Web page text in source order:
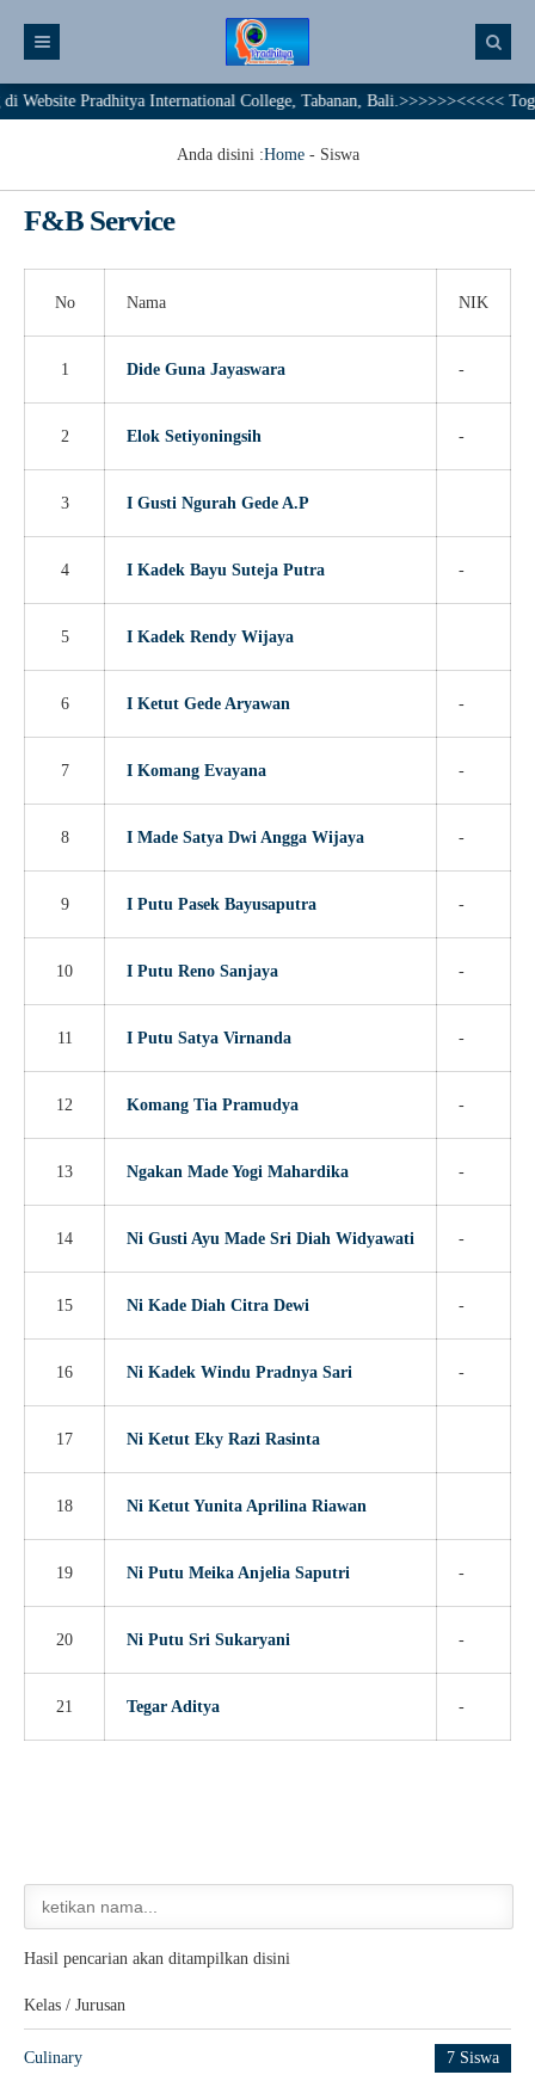
Pradhitya International College, Tabanan, Bali.>>>>>><<<<<
Anda disini :Home- Siswa
F&B Service
No Nama NIK
1 Dide Guna Jayaswara -
2 Elok Setiyoningsih -
3 I Gusti Ngurah Gede A.P
4 I Kadek Bayu Suteja Putra -
5 I Kadek Rendy Wijaya
6 I Ketut Gede Aryawan -
7 I Komang Evayana -
8 I Made Satya Dwi Angga Wijaya -
9 I Putu Pasek Bayusaputra -
10 I Putu Reno Sanjaya -
11 I Putu Satya Virnanda -
12 Komang Tia Pramudya -
13 Ngakan Made Yogi Mahardika -
14 Ni Gusti Ayu Made Sri Diah Widyawati -
15 Ni Kade Diah Citra Dewi -
16 Ni Kadek Windu Pradnya Sari -
17 Ni Ketut Eky Razi Rasinta
18 Ni Ketut Yunita Aprilina Riawan
19 Ni Putu Meika Anjelia Saputri -
20 Ni Putu Sri Sukaryani -
21 Tegar Aditya -
Hasil pencarian akan ditampilkan disini
Kelas / Jurusan
Culinary 7 Siswa